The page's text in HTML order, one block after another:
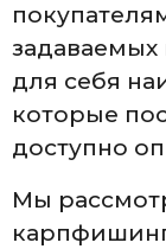
для себя
которые
доступно
Мы